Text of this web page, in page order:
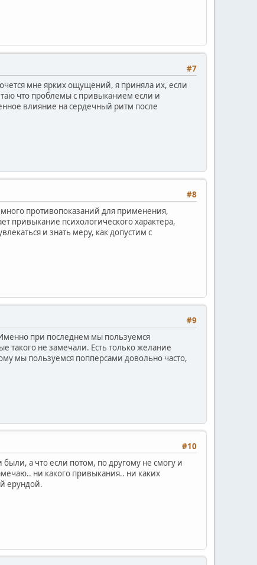
#7
мне ярких ощущений, я приняла их, если
что проблемы с привыканием если и
влияние на сердечный ритм после
#8
много противопоказаний для применения,
привыкание психологического характера,
и знать меру, как допустим с
#9
при последнем мы пользуемся
такого не замечали. Есть только желание
мы пользуемся попперсами довольно часто,
#10
а что если потом, по другому не смогу и
ни какого привыкания.. ни каких
ерундой.